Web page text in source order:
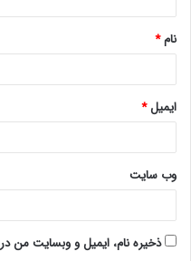
نام*
ایمیل*
وب‌ سایت
ذخیره نام، ایمیل و وبسایت من